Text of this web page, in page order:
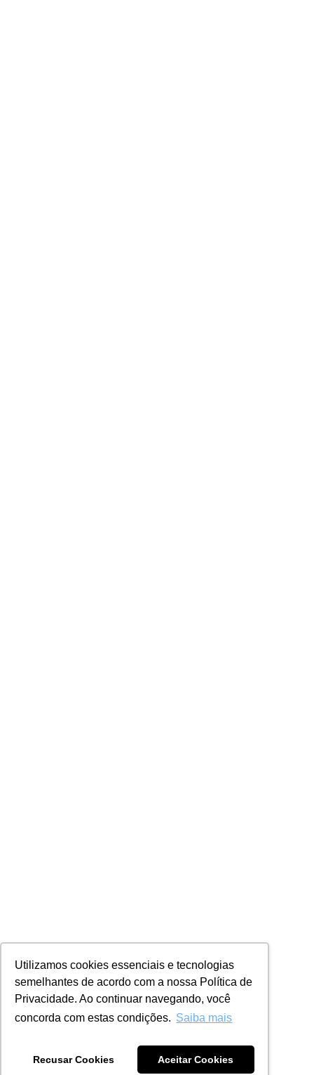
Utilizamos cookies essenciais e tecnologias
semelhantes de acordo com a nossa Política de
Privacidade. Ao continuar navegando, você
concorda com estas condições. Saiba mais
Recusar Cookies Aceitar Cookies